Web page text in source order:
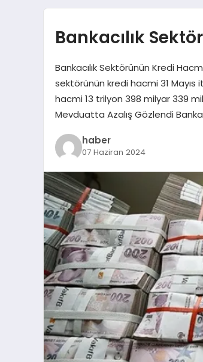
Bankacılık
Bankacılık Sektörünün Kredi
sektörünün kredi hacmi 31
hacmi 13 trilyon 398 milyar 339
Mevduatta Azalış Gözlendi
haber
07 Haziran 2024